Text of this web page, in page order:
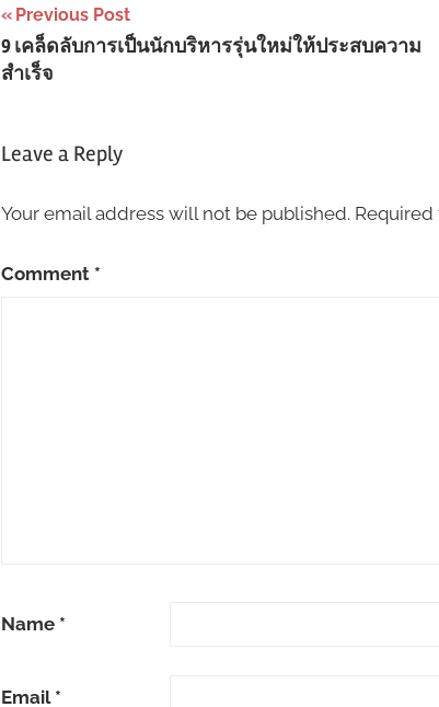
Post
navigation
Previous Post
9 เคล็ดลับการเป็นนักบริหารรุ่นใหม่ให้ประสบความ
สำเร็จ
Leave a Reply
Your email address will not be published.
Comment *
Name *
Email *